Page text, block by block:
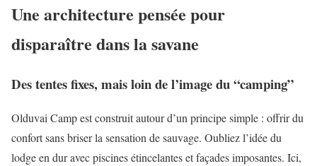
Une architecture pensée pour
disparaître dans la savane
Des tentes fixes, mais loin de l’image du “camping”
Olduvai Camp est construit autour d’un principe simple : offrir du
confort sans briser la sensation de sauvage. Oubliez l’idée du
lodge en dur avec piscines étincelantes et façades imposantes. Ici,